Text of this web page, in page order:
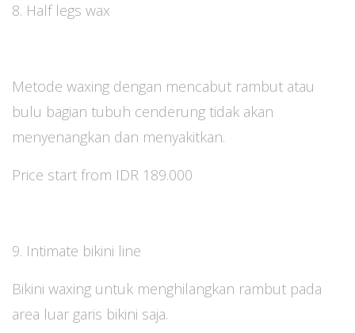
8. Half legs wax
Metode waxing dengan mencabut rambut atau
bulu bagian tubuh cenderung tidak akan
menyenangkan dan menyakitkan.
Price start from IDR 189.000
9. Intimate bikini line
Bikini waxing untuk menghilangkan rambut pada
area luar garis bikini saja.